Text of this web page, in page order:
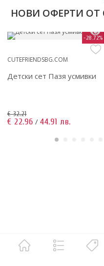
НОВИ ОФЕРТИ ОТ
-28.72%
CUTEFRIENDSBG.COM
Детски сет Пазя усмивки
€ 32.21
€ 22.96 / 44.91 лв.